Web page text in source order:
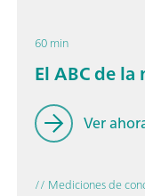
60 min
El ABC de
Ver
// Mediciones de